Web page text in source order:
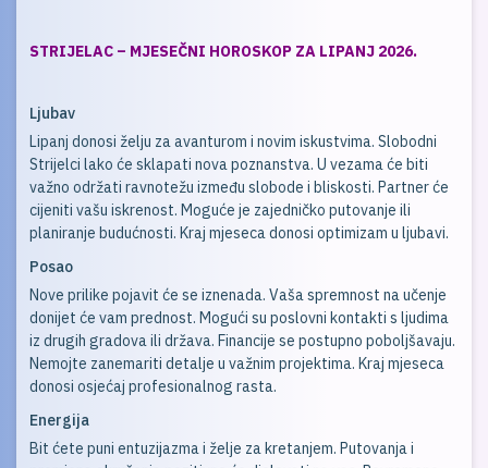
STRIJELAC – MJESEČNI HOROSKOP ZA LIPANJ 2026.
Ljubav
Lipanj donosi želju za avanturom i novim iskustvima. Slobodni
Strijelci lako će sklapati nova poznanstva. U vezama će biti
važno održati ravnotežu između slobode i bliskosti. Partner će
cijeniti vašu iskrenost. Moguće je zajedničko putovanje ili
planiranje budućnosti. Kraj mjeseca donosi optimizam u ljubavi.
Posao
Nove prilike pojavit će se iznenada. Vaša spremnost na učenje
donijet će vam prednost. Mogući su poslovni kontakti s ljudima
iz drugih gradova ili država. Financije se postupno poboljšavaju.
Nemojte zanemariti detalje u važnim projektima. Kraj mjeseca
donosi osjećaj profesionalnog rasta.
Energija
Bit ćete puni entuzijazma i želje za kretanjem. Putovanja i